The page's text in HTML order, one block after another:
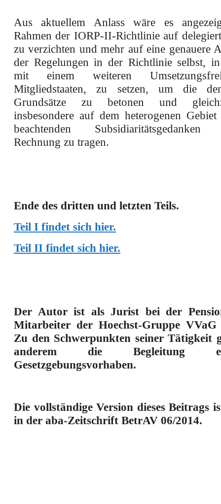
Aus aktuellem Anlass wäre es
Rahmen der IORP-II-Richtlinie auf
zu verzichten und mehr auf eine genauere
der Regelungen in der Richtlinie selbst,
mit einem weiteren
Mitgliedstaaten, zu setzen, um die
Grundsätze zu betonen und
insbesondere auf dem heterogenen
beachtenden Subsidiaritätsgedanken
Rechnung zu tragen.
Ende des dritten und letzten Teils.
Teil I findet sich hier.
Teil II findet sich hier.
Der Autor ist als Jurist bei der
Mitarbeiter der Hoechst-Gruppe VVaG
Zu den Schwerpunkten seiner Tätigkeit
anderem die Begleitung
Gesetzgebungsvorhaben.
Die vollständige Version dieses Beitrags
in der aba-Zeitschrift BetrAV 06/2014.